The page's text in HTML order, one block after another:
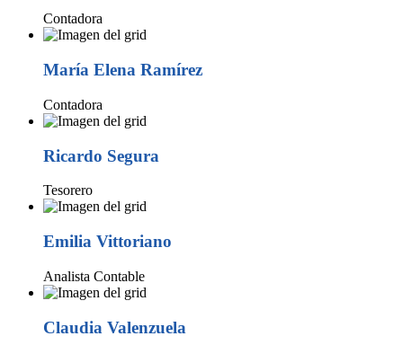
Contadora
María Elena Ramírez
Contadora
Ricardo Segura
Tesorero
Emilia Vittoriano
Analista Contable
Claudia Valenzuela